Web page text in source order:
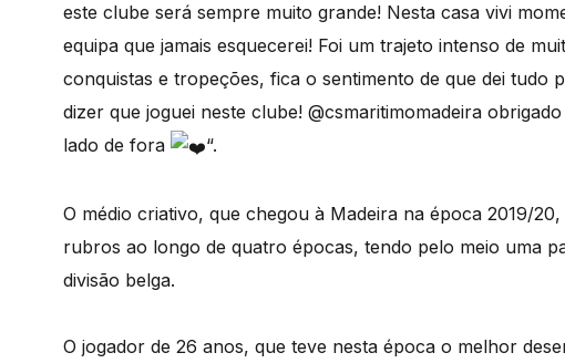
este clube será sempre muito grande! Nesta casa vivi
equipa que jamais esquecerei! Foi um trajeto intenso de
conquistas e tropeções, fica o sentimento de que dei
dizer que joguei neste clube! @csmaritimomadeira
lado de fora
“.
O médio criativo, que chegou à Madeira na época 2019/
rubros ao longo de quatro épocas, tendo pelo meio uma
divisão belga.
O jogador de 26 anos, que teve nesta época o melhor